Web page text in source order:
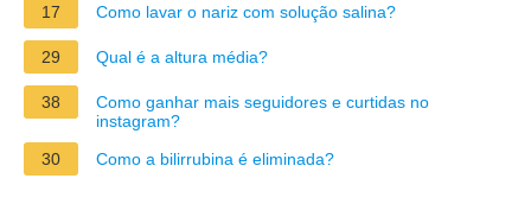
17 Como lavar o nariz com solução salina?
29 Qual é a altura média?
38
Como ganhar mais seguidores e curtidas no
instagram?
30
Como a bilirrubina é eliminada?